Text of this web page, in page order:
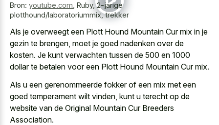
Bron: youtube.com Ruby, 2-jarige
plotthound/laboratoriummix, trekker
Als je overweegt een Plott Hound Mountain Cur mix in je
gezin te brengen, moet je goed nadenken over de
kosten. Je kunt verwachten tussen de 500 en 1000
dollar te betalen voor een Plott Hound Mountain Cur mix.
Als u een gerenommeerde fokker of een mix met een
goed temperament wilt vinden, kunt u terecht op de
website van de Original Mountain Cur Breeders
Association.